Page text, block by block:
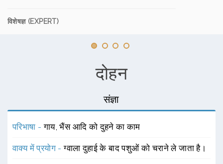
विशेषज्ञ (EXPERT)
दोहन
संज्ञा
परिभाषा -गाय, भैंस आदि को दुहने का काम
वाक्य में प्रयोग -ग्वाला दुहाई के बाद पशुओं को चराने ले जाता है।